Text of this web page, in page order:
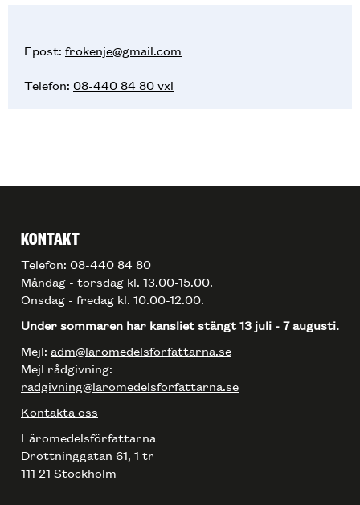
Epost: frokenje@gmail.com
Telefon: 08-440 84 80 vxl
KONTAKT
Telefon: 08-440 84 80
Måndag - torsdag kl. 13.00-15.00.
Onsdag - fredag kl. 10.00-12.00.
Under sommaren har kansliet stängt 13 juli - 7 augusti.
Mejl: adm@laromedelsforfattarna.se
Mejl rådgivning:
radgivning@laromedelsforfattarna.se
Kontakta oss
Läromedelsförfattarna
Drottninggatan 61, 1 tr
111 21 Stockholm